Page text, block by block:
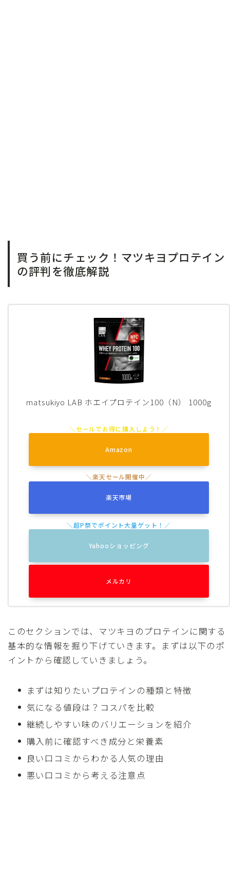
買う前にチェック！マツキヨプロテイン
の評判を徹底解説
matsukiyo LAB ホエイプロテイン100（N） 1000g
Amazon
楽天市場
Yahooショッピング
メルカリ
このセクションでは、マツキヨのプロテインに関する
基本的な情報を掘り下げていきます。まずは以下のポ
イントから確認していきましょう。
まずは知りたいプロテインの種類と特徴
気になる値段は？コスパを比較
継続しやすい味のバリエーションを紹介
購入前に確認すべき成分と栄養素
良い口コミからわかる人気の理由
悪い口コミから考える注意点